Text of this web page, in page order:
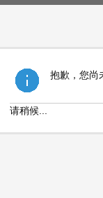
抱歉，您尚
请稍候...